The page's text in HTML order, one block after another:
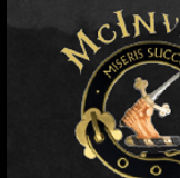
© Copyright